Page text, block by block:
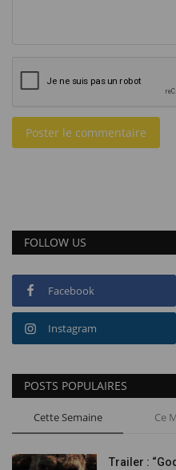
Poster le commentaire
FOLLOW US
Facebook
Instagram
POSTS POPULAIRES
Cette Semaine Ce
Trailer :